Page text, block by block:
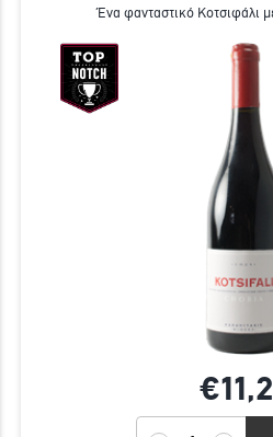
Ένα φανταστικό Κοτσιφάλι
€11,